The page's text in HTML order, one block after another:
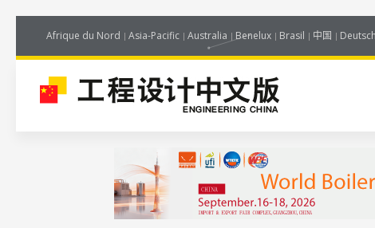
Afrique du Nord Asia-Pacific Australia Benelux Brasil 中国